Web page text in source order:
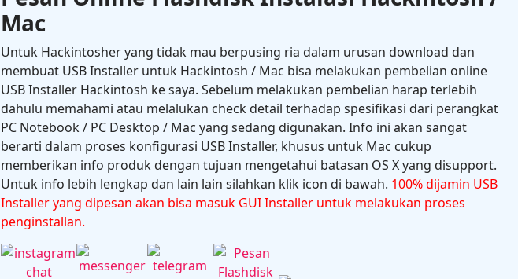
Mac
Untuk Hackintosher yang tidak mau berpusing ria dalam urusan download dan
membuat USB Installer untuk Hackintosh / Mac bisa melakukan pembelian online
USB Installer Hackintosh ke saya. Sebelum melakukan pembelian harap terlebih
dahulu memahami atau melalukan check detail terhadap spesifikasi dari perangkat
PC Notebook / PC Desktop / Mac yang sedang digunakan. Info ini akan sangat
berarti dalam proses konfigurasi USB Installer, khusus untuk Mac cukup
memberikan info produk dengan tujuan mengetahui batasan OS X yang disupport.
Untuk info lebih lengkap dan lain lain silahkan klik icon di bawah. 100% dijamin USB
Installer yang dipesan akan bisa masuk GUI Installer untuk melakukan proses
penginstallan.